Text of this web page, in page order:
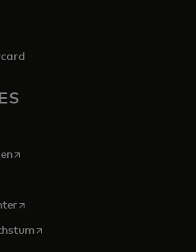
Registerkarte geöffnet
wird in einer neuen Registerkarte
in einer neuen Registerkarte
wird in einer neuen
wird in einer neuen